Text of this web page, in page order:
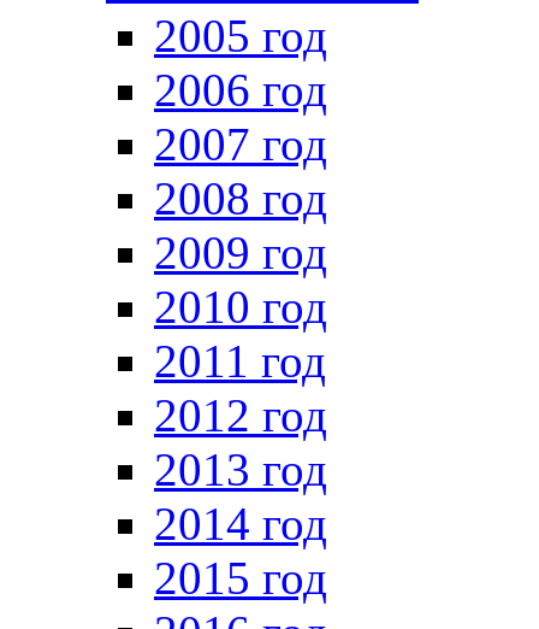
2005 год
2006 год
2007 год
2008 год
2009 год
2010 год
2011 год
2012 год
2013 год
2014 год
2015 год